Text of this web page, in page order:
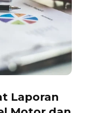
Laporan